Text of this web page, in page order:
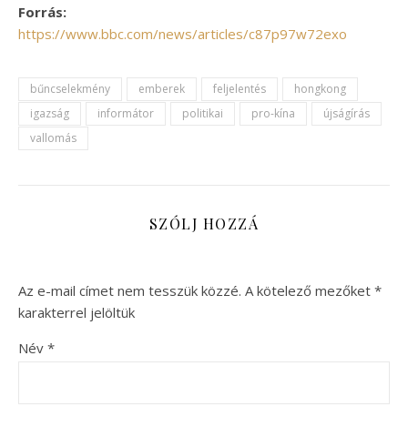
Forrás:
https://www.bbc.com/news/articles/c87p97w72exo
bűncselekmény emberek feljelentés
hongkong
igazság
informátor politikai pro-kína
újságírás
vallomás
SZÓLJ HOZZÁ
Az e-mail címet nem tesszük közzé. A kötelező mezőket *
karakterrel jelöltük
Név *